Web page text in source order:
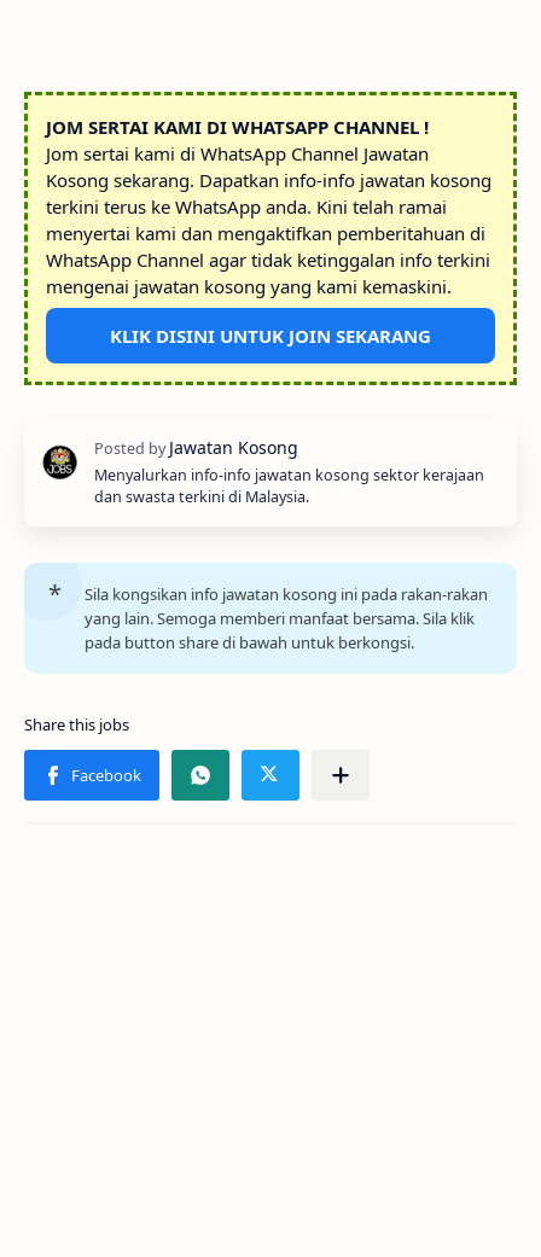
JOM SERTAI KAMI DI WHATSAPP CHANNEL !
Jom sertai kami di WhatsApp Channel Jawatan
Kosong sekarang. Dapatkan info-info jawatan kosong
terkini terus ke WhatsApp anda. Kini telah ramai
menyertai kami dan mengaktifkan pemberitahuan di
WhatsApp Channel agar tidak ketinggalan info terkini
mengenai jawatan kosong yang kami kemaskini.
KLIK DISINI UNTUK JOIN SEKARANG
Menyalurkan info-info jawatan kosong sektor kerajaan
dan swasta terkini di Malaysia.
Sila kongsikan info jawatan kosong ini pada rakan-rakan
yang lain. Semoga memberi manfaat bersama. Sila klik
pada button share di bawah untuk berkongsi.